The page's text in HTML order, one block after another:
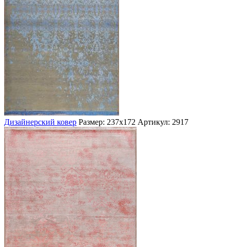
Дизайнерский ковер Размер: 237х172 Артикул: 2917